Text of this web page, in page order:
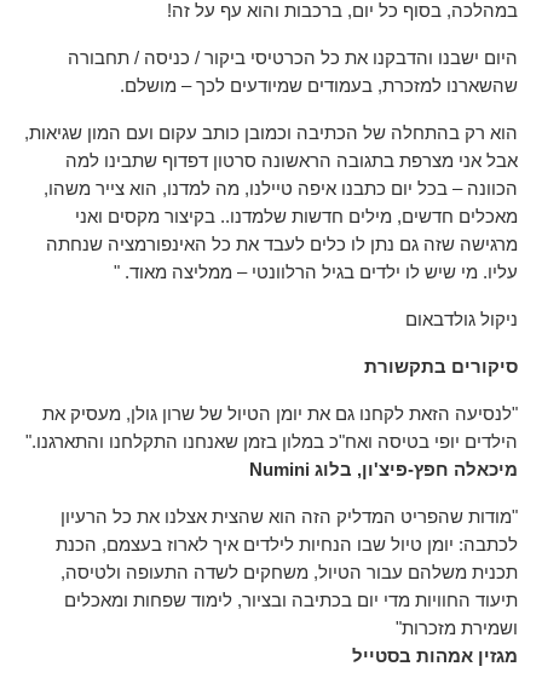
במהלכה, בסוף כל יום, ברכבות והוא עף על זה!
היום ישבנו והדבקנו את כל הכרטיסי ביקור / כניסה / תחבורה
שהשארנו למזכרת, בעמודים שמיודעים לכך – מושלם.
הוא רק בהתחלה של הכתיבה וכמובן כותב עקום ועם המון שגיאות,
אבל אני מצרפת בתגובה הראשונה סרטון דפדוף שתבינו למה
הכוונה – בכל יום כתבנו איפה טיילנו, מה למדנו, הוא צייר משהו,
מאכלים חדשים, מילים חדשות שלמדנו.. בקיצור מקסים ואני
מרגישה שזה גם נתן לו כלים לעבד את כל האינפורמציה שנחתה
עליו. מי שיש לו ילדים בגיל הרלוונטי – ממליצה מאוד. "
ניקול גולדבאום
סיקורים בתקשורת
"לנסיעה הזאת לקחנו גם את יומן הטיול של שרון גולן, מעסיק את
הילדים יופי בטיסה ואח"כ במלון בזמן שאנחנו התקלחנו והתארגנו."
מיכאלה חפץ-פיצ'ון, בלוג Numini
"מודות שהפריט המדליק הזה הוא שהצית אצלנו את כל הרעיון
לכתבה: יומן טיול שבו הנחיות לילדים איך לארוז בעצמם, הכנת
תכנית משלהם עבור הטיול, משחקים לשדה התעופה ולטיסה,
תיעוד החוויות מדי יום בכתיבה ובציור, לימוד שפחות ומאכלים
ושמירת מזכרות"
מגזין אמהות בסטייל